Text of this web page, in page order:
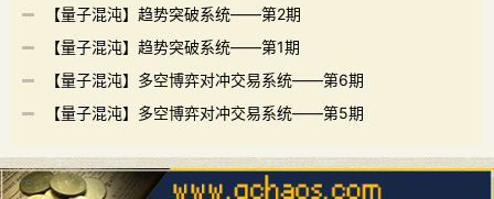
【量子混沌】趋势突破系统——第2期
【量子混沌】趋势突破系统——第1期
【量子混沌】多空博弈对冲交易系统——第6期
【量子混沌】多空博弈对冲交易系统——第5期